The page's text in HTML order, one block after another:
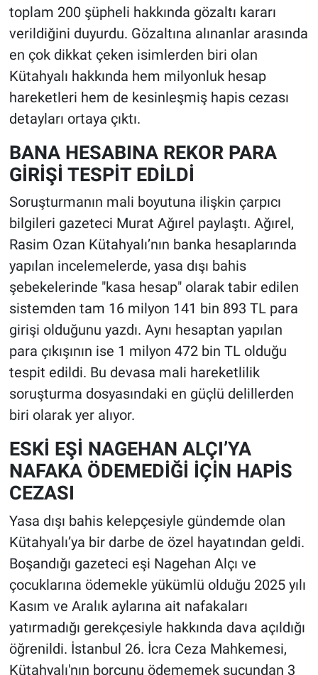
toplam 200 şüpheli hakkında gözaltı kararı
verildiğini duyurdu. Gözaltına alınanlar arasında
en çok dikkat çeken isimlerden biri olan
Kütahyalı hakkında hem milyonluk hesap
hareketleri hem de kesinleşmiş hapis cezası
detayları ortaya çıktı.
BANA HESABINA REKOR PARA
GİRİŞİ TESPİT EDİLDİ
Soruşturmanın mali boyutuna ilişkin çarpıcı
bilgileri gazeteci Murat Ağırel paylaştı. Ağırel,
Rasim Ozan Kütahyalı’nın banka hesaplarında
yapılan incelemelerde, yasa dışı bahis
şebekelerinde "kasa hesap" olarak tabir edilen
sistemden tam 16 milyon 141 bin 893 TL para
girişi olduğunu yazdı. Aynı hesaptan yapılan
para çıkışının ise 1 milyon 472 bin TL olduğu
tespit edildi. Bu devasa mali hareketlilik
soruşturma dosyasındaki en güçlü delillerden
biri olarak yer alıyor.
ESKİ EŞİ NAGEHAN ALÇI’YA
NAFAKA ÖDEMEDİĞİ İÇİN HAPİS
CEZASI
Yasa dışı bahis kelepçesiyle gündemde olan
Kütahyalı’ya bir darbe de özel hayatından geldi.
Boşandığı gazeteci eşi Nagehan Alçı ve
çocuklarına ödemekle yükümlü olduğu 2025 yılı
Kasım ve Aralık aylarına ait nafakaları
yatırmadığı gerekçesiyle hakkında dava açıldığı
öğrenildi. İstanbul 26. İcra Ceza Mahkemesi,
Kütahyalı'nın borcunu ödememek suçundan 3